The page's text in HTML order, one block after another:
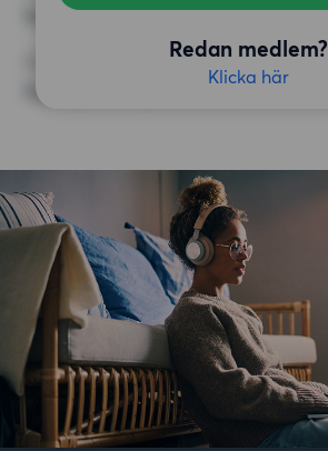
Redan medlem?
Klicka här
Inga speciella krav
Inga speciella preferenser